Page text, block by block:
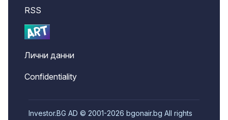
RSS
Лични данни
Confidentiality
Investor.BG AD © 2001-2026 bgonair.bg All rights